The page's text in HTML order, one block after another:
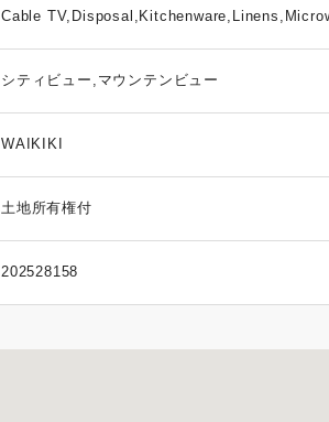
Cable
シティビュー,マウンテンビュー
WAIKIKI
土地所有権付
202528158